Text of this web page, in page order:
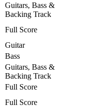
Guitars, Bass &
Backing Track
Full Score
Guitar
Bass
Guitars, Bass &
Backing Track
Full Score
Full Score